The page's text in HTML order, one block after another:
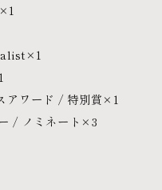
アワード / 特別賞×1
/ ノミネート×3